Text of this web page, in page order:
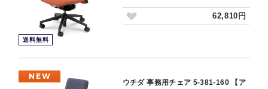
送料無料
62,810円
NEW
ウチダ 事務用チェア 5-381-160 【ア